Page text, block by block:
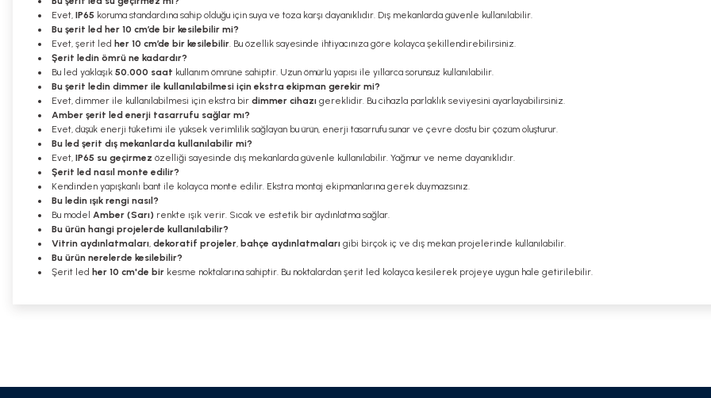
Evet, IP65 koruma standardına sahip olduğu için suya ve toza karşı dayanıklıdır. Dış mekanlarda güvenle kullanılabilir.
Bu şerit led her 10 cm’de bir kesilebilir mi?
Evet, şerit led her 10 cm’de bir kesilebilir. Bu özellik sayesinde ihtiyacınıza göre kolayca şekillendirebilirsiniz.
Şerit ledin ömrü ne kadardır?
Bu led yaklaşık 50.000 saat kullanım ömrüne sahiptir. Uzun ömürlü yapısı ile yıllarca sorunsuz kullanılabilir.
Bu şerit ledin dimmer ile kullanılabilmesi için ekstra ekipman gerekir mi?
Evet, dimmer ile kullanılabilmesi için ekstra bir dimmer cihazı gereklidir. Bu cihazla parlaklık seviyesini ayarlayabilirsiniz.
Amber şerit led enerji tasarrufu sağlar mı?
Evet, düşük enerji tüketimi ile yüksek verimlilik sağlayan bu ürün, enerji tasarrufu sunar ve çevre dostu bir çözüm oluşturur.
Bu led şerit dış mekanlarda kullanılabilir mi?
Evet, IP65 su geçirmez özelliği sayesinde dış mekanlarda güvenle kullanılabilir. Yağmur ve neme dayanıklıdır.
Şerit led nasıl monte edilir?
Kendinden yapışkanlı bant ile kolayca monte edilir. Ekstra montaj ekipmanlarına gerek duymazsınız.
Bu ledin ışık rengi nasıl?
Bu model Amber (Sarı) renkte ışık verir. Sıcak ve estetik bir aydınlatma sağlar.
Bu ürün hangi projelerde kullanılabilir?
Vitrin aydınlatmaları, dekoratif projeler, bahçe aydınlatmaları gibi birçok iç ve dış mekan projelerinde kullanılabilir.
Bu ürün nerelerde kesilebilir?
Şerit led her 10 cm'de bir kesme noktalarına sahiptir. Bu noktalardan şerit led kolayca kesilerek projeye uygun hale getirilebilir.
Yorum Yaz
Ürün açıklamasında eksik bilgiler bulunuyor.